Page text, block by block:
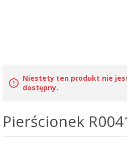
Niestety ten produkt nie
dostępny.
Pierścionek